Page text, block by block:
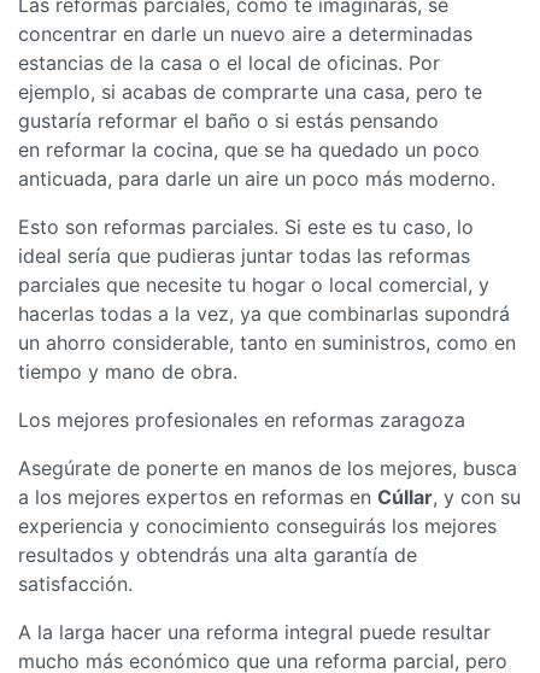
Las reformas parciales, como te imaginarás, se
concentrar en darle un nuevo aire a determinadas
estancias de la casa o el local de oficinas. Por
ejemplo, si acabas de comprarte una casa, pero te
gustaría reformar el baño o si estás pensando
en reformar la cocina, que se ha quedado un poco
anticuada, para darle un aire un poco más moderno.
Esto son reformas parciales. Si este es tu caso, lo
ideal sería que pudieras juntar todas las reformas
parciales que necesite tu hogar o local comercial, y
hacerlas todas a la vez, ya que combinarlas supondrá
un ahorro considerable, tanto en suministros, como en
tiempo y mano de obra.
Los mejores profesionales en reformas zaragoza
Asegúrate de ponerte en manos de los mejores, busca
a los mejores expertos en reformas en Cúllar, y con su
experiencia y conocimiento conseguirás los mejores
resultados y obtendrás una alta garantía de
satisfacción.
A la larga hacer una reforma integral puede resultar
mucho más económico que una reforma parcial, pero